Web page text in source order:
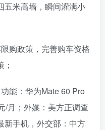
五米高墙，瞬间灌满小
购政策，完善购车资格
能：华为Mate 60 Pro
/月；外媒：美方正调查
新手机，外交部：中方